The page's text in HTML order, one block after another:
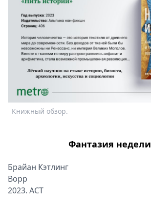
Книжный обзор.
Фантазия недели
Брайан Кэтлинг
Ворр
2023. АСТ